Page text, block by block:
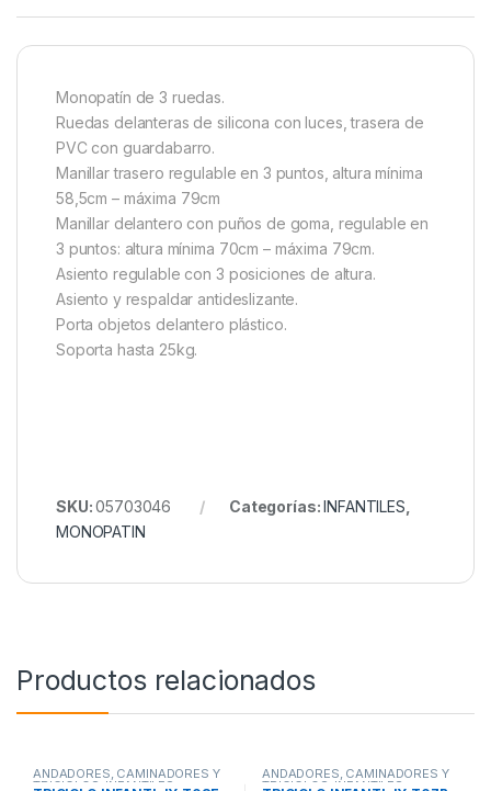
Monopatín de 3 ruedas.
Ruedas delanteras de silicona con luces, trasera de
PVC con guardabarro.
Manillar trasero regulable en 3 puntos, altura mínima
58,5cm – máxima 79cm
Manillar delantero con puños de goma, regulable en
3 puntos: altura mínima 70cm – máxima 79cm.
Asiento regulable con 3 posiciones de altura.
Asiento y respaldar antideslizante.
Porta objetos delantero plástico.
Soporta hasta 25kg.
SKU:05703046 Categorías:INFANTILES
MONOPATIN
Productos relacionados
ANDADORES, CAMINADORES Y
TRICICLOS ,INFANTILES
ANDADORES, CAMINADORES Y
TRICICLOS ,INFANTILES